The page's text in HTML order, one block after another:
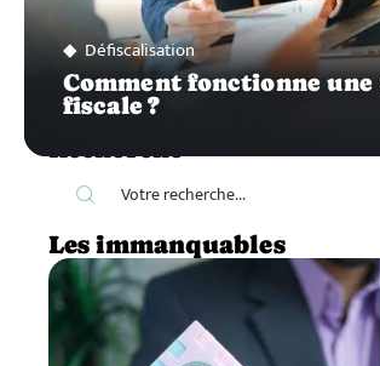
Défiscalisation
Comment fonctionne une
fiscale ?
Les immanquables